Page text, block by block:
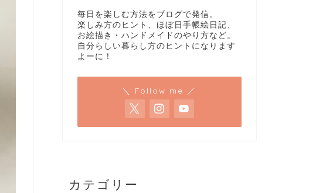
毎日を楽しむ方法をブログで発信。
楽しみ方のヒント、ほぼ日手帳絵日記、
お絵描き・ハンドメイドのやり方など。
自分らしい暮らし方のヒントになります
よーに！
＼ Follow me ／
カテゴリー